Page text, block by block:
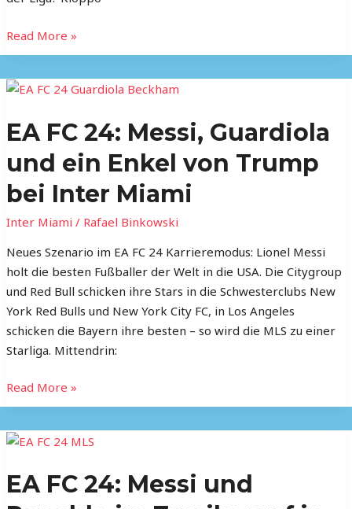
Read More »
EA FC 24: Messi, Guardiola
und ein Enkel von Trump
bei Inter Miami
Inter Miami / Rafael Binkowski
Neues Szenario im EA FC 24 Karrieremodus: Lionel Messi
holt die besten Fußballer der Welt in die USA. Die Citygroup
und Red Bull schicken ihre Stars in die Schwesterclubs New
York Red Bulls und New York City FC, in Los Angeles
schicken die Bayern ihre besten – so wird die MLS zu einer
Starliga. Mittendrin:
EA
24:
Messi,
Guardiola
und
ein
Enkel
Trump
Inter
Miami
Read More »
EA FC 24: Messi und
EA
24: